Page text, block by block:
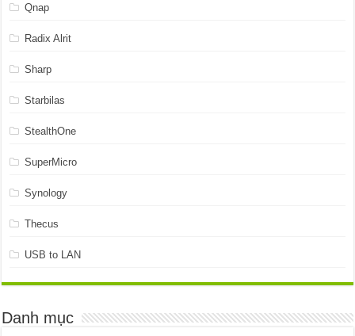
Qnap
Radix Alrit
Sharp
Starbilas
StealthOne
SuperMicro
Synology
Thecus
USB to LAN
Danh mục